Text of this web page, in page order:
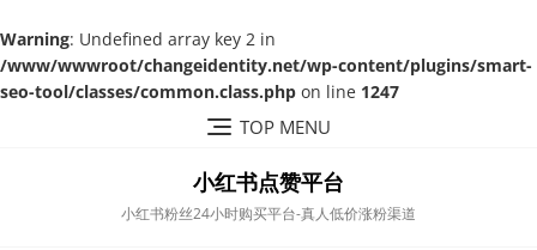
Warning: Undefined array key 2 in
/www/wwwroot/changeidentity.net/wp-content/plugins/smart-
seo-tool/classes/common.class.php on line 1247
TOP MENU
小红书点赞平台
小红书粉丝24小时购买平台-真人低价涨粉渠道